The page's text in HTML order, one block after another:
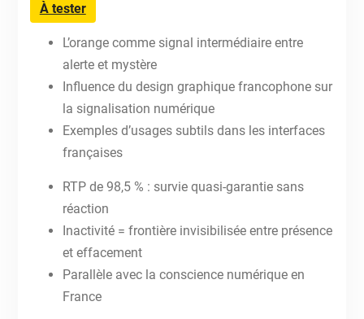
À tester
L’orange comme signal intermédiaire entre
alerte et mystère
Influence du design graphique francophone sur
la signalisation numérique
Exemples d’usages subtils dans les interfaces
françaises
RTP de 98,5 % : survie quasi-garantie sans
réaction
Inactivité = frontière invisibilisée entre présence
et effacement
Parallèle avec la conscience numérique en
France